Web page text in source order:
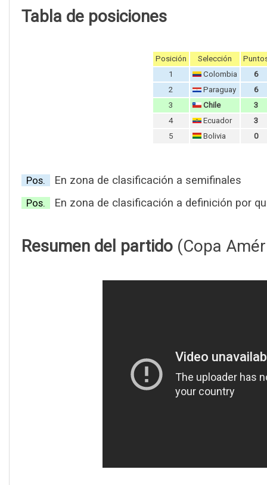
Tabla de posiciones
Posición Selección
1
Colombia
6
2
Paraguay
6
3
Chile
3
4
Ecuador
3
5
Bolivia 0
Pos. En zona de clasificación a semifinales
Pos. En zona de clasificación a definición por
Resumen del partido (Copa